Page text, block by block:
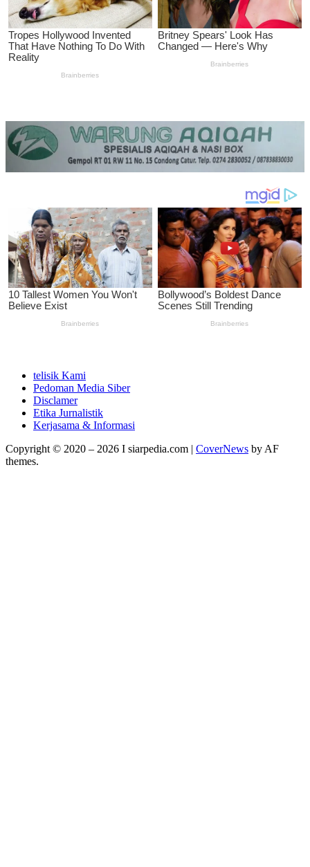
telisik Kami
Pedoman Media Siber
Disclamer
Etika Jurnalistik
Kerjasama & Informasi
Copyright © 2020 – 2026 I siarpedia.com | CoverNews by AF
themes.